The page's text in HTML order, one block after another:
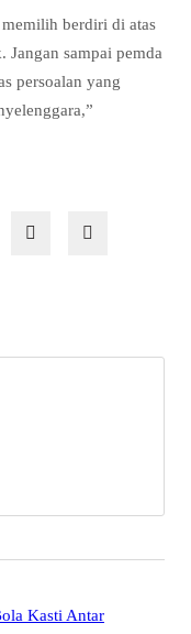
berdiri di atas
sampai pemda
persoalan yang